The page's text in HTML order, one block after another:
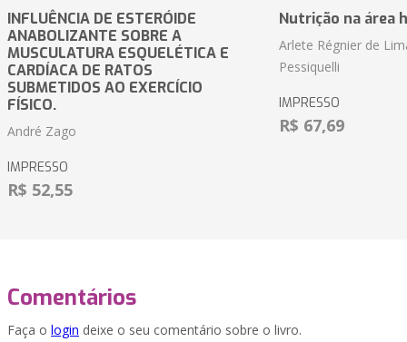
INFLUÊNCIA DE ESTERÓIDE
ANABOLIZANTE SOBRE A
MUSCULATURA ESQUELÉTICA E
CARDÍACA DE RATOS
SUBMETIDOS AO EXERCÍCIO
FÍSICO.
André Zago
IMPRESSO
R$ 52,55
Nutrição na área
Arlete Régnier de
Pessiquelli
IMPRESSO
R$ 67,69
Comentários
Faça o login deixe o seu comentário sobre o livro.